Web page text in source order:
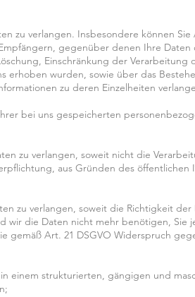
zu verlangen. Insbesondere können
gegenüber denen Ihre
Einschränkung der Verarbeitung
erhoben wurden, sowie über das
zu deren Einzelheiten
bei uns gespeicherten
zu verlangen, soweit nicht die
aus Gründen des öffentlichen
zu verlangen, soweit die Richtigkeit der
wir die Daten nicht mehr benötigen, Sie
gemäß Art. 21 DSGVO Widerspruch
einem strukturierten, gängigen und